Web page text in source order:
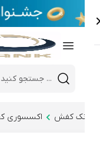
Mobile header search
کفش اکسسوری کفش